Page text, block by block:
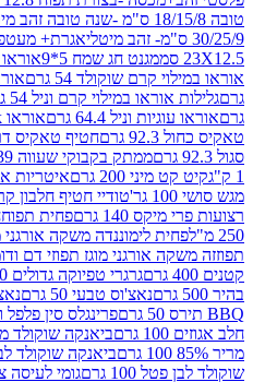
קפ'
אגרת+ מעטפה שנה
מגנט חג שמח 5*9
אוראו שוקולד גליל 110.4
קרם שוקולד 54 גרם
במילוי קרם וניל 54 גרם
וניל 64.4 גרם
אוראו Space Dunk גליל 110.4 גרם
חטיף טאקיס דרגון צ'ילי 92.3 גרם
ממתק בקבוקי שעווה 39 גרם
200 גרם
איטריות אורז מקלות 600 גרם
טודיי חטיף חלבון קרמל מלוח 65 גרם
140 גרם
פחית תפוחחה משקה
לימוננדה משקה אורגני מוגז- לימון וליים
מוגז תפוזי דם ודומדמניות 250 מ"ל
גרגרי טפיוקה גדולים 400 גרם
מיסו
נאצ'וס טבעי 50 גרם
נאצ'וס תירס כחול
פרינגלס סין פלפל ופרמזן 110 גרם
ביאנקה שוקולד מריר 72% 100 גרם
ביאנקה שוקולד לבן בטעם קרמל 100
גרם
גומי לעיסה צבעוני 1 ק"ג